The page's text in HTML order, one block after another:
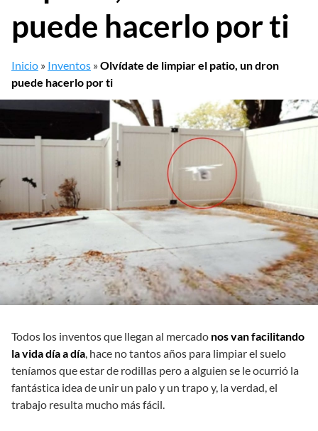
puede hacerlo por ti
Inicio » Inventos »Olvídate de limpiar el patio, un dron
puede hacerlo por ti
Todos los inventos que llegan al mercado nos van facilitando
la vida día a día , hace no tantos años para limpiar el suelo
teníamos que estar de rodillas pero a alguien se le ocurrió la
fantástica idea de unir un palo y un trapo y, la verdad, el
trabajo resulta mucho más fácil.